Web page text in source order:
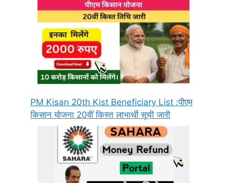
PM Kisan 20th Kist Beneficiary List :पीएम
किसान योजना 20वीं किस्त लाभार्थी सूची जारी